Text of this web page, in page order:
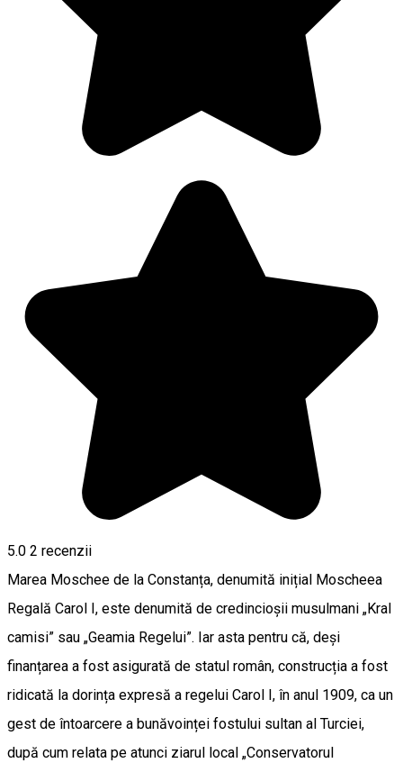
5.0 2 recenzii
Marea Moschee de la Constanța, denumită inițial Moscheea
Regală Carol I, este denumită de credincioșii musulmani „Kral
camisi” sau „Geamia Regelui”. Iar asta pentru că, deși
finanțarea a fost asigurată de statul român, construcția a fost
ridicată la dorința expresă a regelui Carol I, în anul 1909, ca un
gest de întoarcere a bunăvoinței fostului sultan al Turciei,
după cum relata pe atunci ziarul local „Conservatorul